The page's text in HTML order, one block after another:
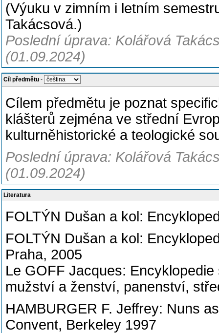
(Výuku v zimním i letním
Takácsová.)
Poslední úprava: Kolářová
(01.09.2024)
Cíl předmětu -
Cílem předmětu je poznat
klášterů zejména ve střední
kulturněhistorické a teologické
Poslední úprava: Kolářová
(01.09.2024)
Literatura
FOLTÝN Dušan a kol:
FOLTÝN Dušan a kol:
Praha, 2005
Le GOFF Jacques:
mužství a ženství, panenství,
HAMBURGER F. Jeffrey: Nuns
Convent, Berkeley 1997